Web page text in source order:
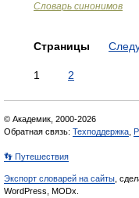
Словарь синонимов
Страницы
1 2
© Академик, 2000-2026
Обратная связь: Техподдержка
👣 Путешествия
Экспорт словарей на сайты ,
WordPress, MODx.